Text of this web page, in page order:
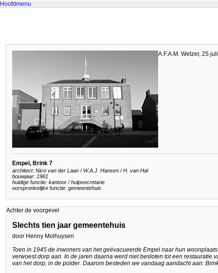
Hoofdmenu
A.F.A.M. Wetzer, 25
Empel, Brink 7
architect: Nico van der Laan / W.A.J. Hansen / H. van Hal
bouwjaar: 1961
huidige functie: kantoor / hulpsecretarie
oorspronkelijke functie: gemeentehuis
Achter de voorgevel
Slechts tien jaar gemeentehuis
door Henny Molhuysen
Toen in 1945 de inwoners van het geëvacueerde Empel naar hun
verwoest dorp aan. In de jaren daarna werd niet besloten tot een restauratie
van het dorp, in de polder. Daarom besteden we vandaag aandacht aan: